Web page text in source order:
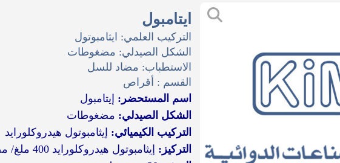
ايتامبول
التركيب العلمي: ايثامبوتول
الشكل الصيدلي: مضغوطات
الاستطباب: مضاد للسل
القسم : أقراص
اسم المستحضر: إيتامبول
الشكل الصيدلي: مضغوطات
التركيب الكيميائي: إيثامبوتول هيدروكلورايد
التركيز: إيثامبوتول هيدروكلورايد 400 ملغ/ مضغوطة